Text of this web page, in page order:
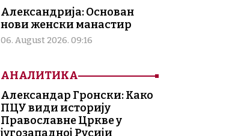
Александрија: Основан
нови женски манастир
06. August 2026. 09:16
АНАЛИТИКА
Александар Гронски: Како
ПЦУ види историју
Православне Цркве у
југозападној Русији